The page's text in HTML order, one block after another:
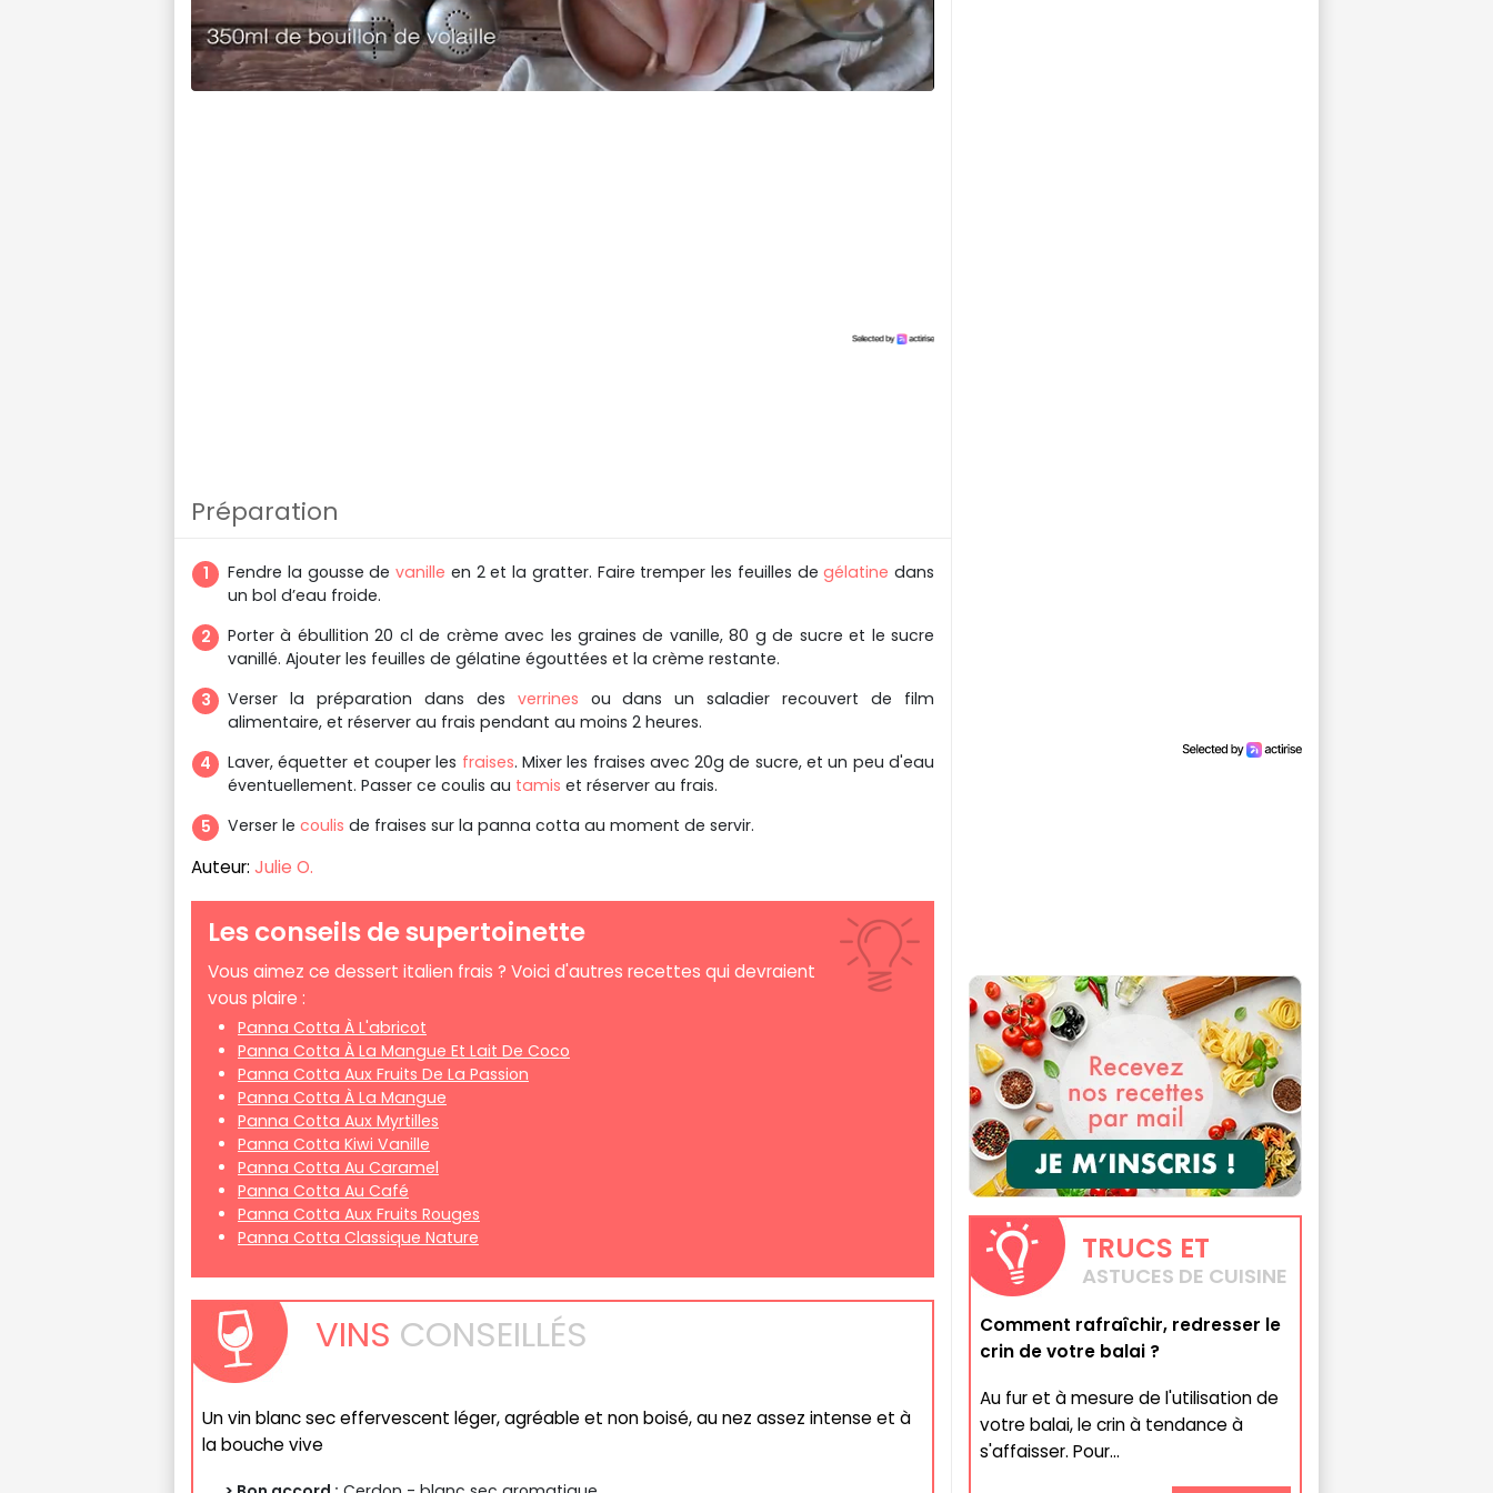
Préparation
Fendre la gousse de vanille en 2 et la gratter. Faire tremper les feuilles degélatine dans
un bol d’eau froide.
Porter à ébullition 20 cl de crème avec les graines de vanille, 80 g de sucre et le sucre
vanillé. Ajouter les feuilles de gélatine égouttées et la crème restante.
Verser la préparation dans des verrines ou dans un saladier recouvert de film
alimentaire, et réserver au frais pendant au moins 2 heures.
Laver, équetter et couper les fraises. Mixer les fraises avec 20g de sucre, et un peu d'eau
éventuellement. Passer ce coulis au tamis et réserver au frais.
Verser le coulis de fraises sur la panna cotta au moment de servir.
Auteur: Julie O.
Les conseils de supertoinette
Vous aimez ce dessert italien frais ? Voici d'autres recettes qui devraient
vous plaire :
Panna Cotta À L'abricot
Panna Cotta À La Mangue Et Lait De Coco
Panna Cotta Aux Fruits De La Passion
Panna Cotta À La Mangue
Panna Cotta Aux Myrtilles
Panna Cotta Kiwi Vanille
Panna Cotta Au Caramel
Panna Cotta Au Café
Panna Cotta Aux Fruits Rouges
Panna Cotta Classique Nature
VINS CONSEILLÉS
Un vin blanc sec effervescent léger, agréable et non boisé, au nez assez intense et à
la bouche vive
TRUCS ET
ASTUCES DE CUISINE
Comment rafraîchir, redresser le
crin de votre balai ?
Au fur et à mesure de l'utilisation de
votre balai, le crin à tendance à
s'affaisser. Pour...